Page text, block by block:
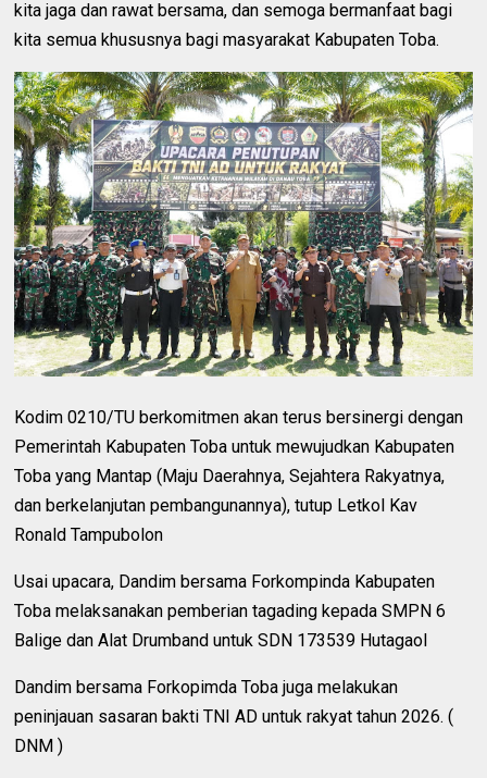
kita jaga dan rawat bersama, dan semoga bermanfaat bagi
kita semua khususnya bagi masyarakat Kabupaten Toba.
Kodim 0210/TU berkomitmen akan terus bersinergi dengan
Pemerintah Kabupaten Toba untuk mewujudkan Kabupaten
Toba yang Mantap (Maju Daerahnya, Sejahtera Rakyatnya,
dan berkelanjutan pembangunannya), tutup Letkol Kav
Ronald Tampubolon
Usai upacara, Dandim bersama Forkompinda Kabupaten
Toba melaksanakan pemberian tagading kepada SMPN 6
Balige dan Alat Drumband untuk SDN 173539 Hutagaol
Dandim bersama Forkopimda Toba juga melakukan
peninjauan sasaran bakti TNI AD untuk rakyat tahun 2026. (
DNM )